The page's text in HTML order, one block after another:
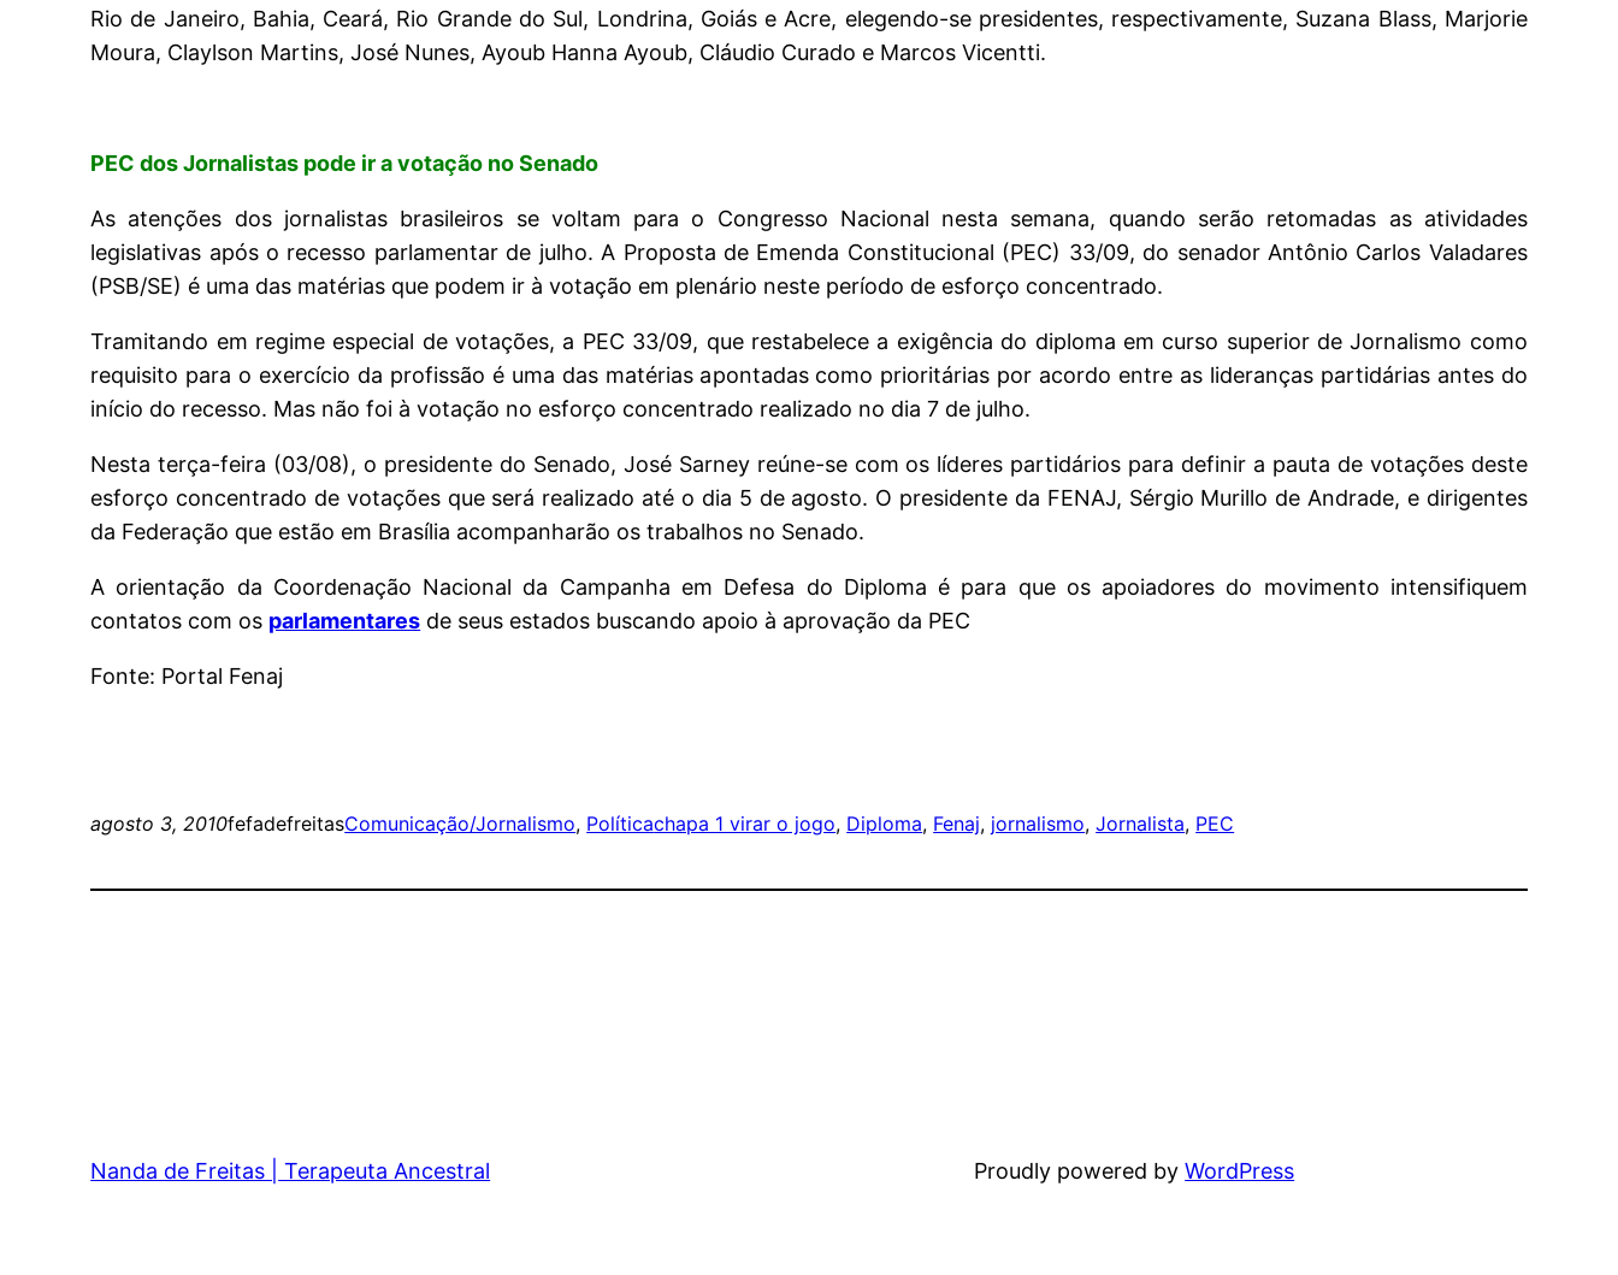
Rio de Janeiro, Bahia, Ceará, Rio Grande do Sul, Londrina, Goiás e Acre, elegendo-se presidentes, respectivamente, Suzana Blass, Marjorie
Moura, Claylson Martins, José Nunes, Ayoub Hanna Ayoub, Cláudio Curado e Marcos Vicentti.
PEC dos Jornalistas pode ir a votação no Senado
As atenções dos jornalistas brasileiros se voltam para o Congresso Nacional nesta semana, quando serão retomadas as atividades
legislativas após o recesso parlamentar de julho. A Proposta de Emenda Constitucional (PEC) 33/09, do senador Antônio Carlos Valadares
(PSB/SE) é uma das matérias que podem ir à votação em plenário neste período de esforço concentrado.
Tramitando em regime especial de votações, a PEC 33/09, que restabelece a exigência do diploma em curso superior de Jornalismo como
requisito para o exercício da profissão é uma das matérias apontadas como prioritárias por acordo entre as lideranças partidárias antes do
início do recesso. Mas não foi à votação no esforço concentrado realizado no dia 7 de julho.
Nesta terça-feira (03/08), o presidente do Senado, José Sarney reúne-se com os líderes partidários para definir a pauta de votações deste
esforço concentrado de votações que será realizado até o dia 5 de agosto. O presidente da FENAJ, Sérgio Murillo de Andrade, e dirigentes
da Federação que estão em Brasília acompanharão os trabalhos no Senado.
A orientação da Coordenação Nacional da Campanha em Defesa do Diploma é para que os apoiadores do movimento intensifiquem
contatos com os parlamentares de seus estados buscando apoio à aprovação da PEC
Fonte: Portal Fenaj
agosto 3, 2010fefadefreitasComunicação/Jornalismo, Políticachapa 1 virar o jogo, Diploma, Fenaj, jornalismo, Jornalista, PEC
Nanda de Freitas | Terapeuta Ancestral Proudly powered byWordPress